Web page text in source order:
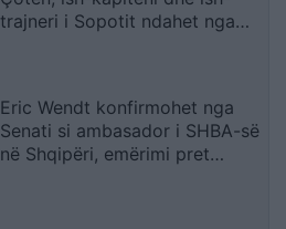
trajneri i Sopotit ndahet nga
Eric Wendt konfirmohet nga
Senati si ambasador i SHBA-së
në Shqipëri, emërimi pret